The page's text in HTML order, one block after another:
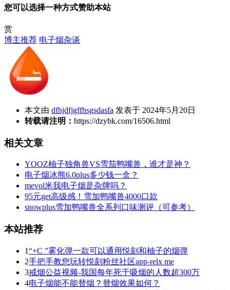
您可以选择一种方式赞助本站
赏
博主推荐 电子烟杂谈
本文由 dfhjdfjgffhsgsdasfa 发表于 2024年5月20日
转载请注明： https://dzybk.com/16506.html
相关文章
YOOZ柚子独角兽VS雪茄鸭嘴兽，谁才是神？
电子烟冰熊6.0plus多少钱一盒？
mevol米我电子烟是杂牌吗？
95元get高级感！雪加鸭嘴兽4000口款
snowplus雪加鸭嘴兽全系列口味测评（可参考）
本站推荐
1“+C ”雾化弹一款可以通用悦刻和柚子的烟弹
2手把手教您玩转悦刻粉丝社区app-relx me
3戒烟公益视频-我国每年死于吸烟的人数超300万
4电子烟能不能替烟？替烟效果如何？